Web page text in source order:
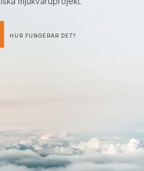
HUR FUNGERAR DET?